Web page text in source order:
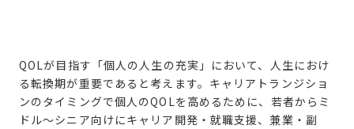
QOLが目指す「個人の人生の充実」において、人生におけ
る転換期が重要であると考えます。キャリアトランジショ
ンのタイミングで個人のQOLを高めるために、若者からミ
ドル～シニア向けにキャリア開発・就職支援、兼業・副